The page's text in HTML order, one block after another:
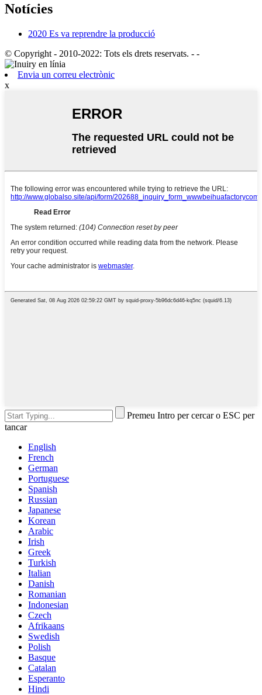
Notícies
2020 Es va reprendre la producció
© Copyright - 2010-2022: Tots els drets reservats. - -
Envia un correu electrònic
x
Premeu Intro per cercar o ESC per
tancar
English
French
German
Portuguese
Spanish
Russian
Japanese
Korean
Arabic
Irish
Greek
Turkish
Italian
Danish
Romanian
Indonesian
Czech
Afrikaans
Swedish
Polish
Basque
Catalan
Esperanto
Hindi